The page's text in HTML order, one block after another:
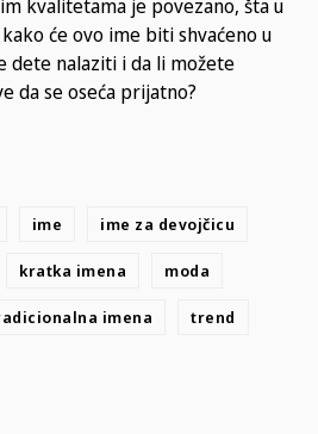
kvalitetama je povezano, šta u
će ovo ime biti shvaćeno u
dete nalaziti i da li možete
da se oseća prijatno?
ime ime za devojčicu
kratka imena moda
imena trend